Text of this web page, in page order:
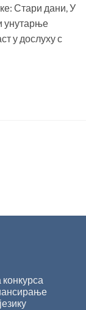
Стари дани, У
унутарње
у дослуху с